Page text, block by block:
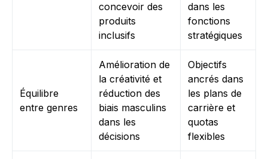
concevoir des
produits
inclusifs
dans les
fonctions
stratégiques
Équilibre
entre genres
Amélioration de
la créativité et
réduction des
biais masculins
dans les
décisions
Objectifs
ancrés dans
les plans de
carrière et
quotas
flexibles